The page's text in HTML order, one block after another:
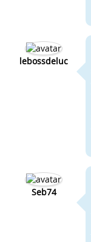
lebossdeluc
Seb74